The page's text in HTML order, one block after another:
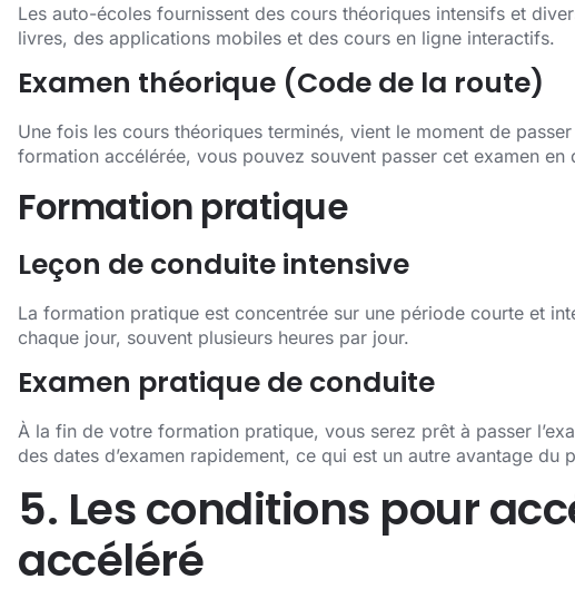
Les auto-écoles fournissent des cours théoriques intensifs et
livres, des applications mobiles et des cours en ligne interactifs.
Examen théorique (Code de la route)
Une fois les cours théoriques terminés, vient le moment de
formation accélérée, vous pouvez souvent passer cet examen en
Formation pratique
Leçon de conduite intensive
La formation pratique est concentrée sur une période courte et
chaque jour, souvent plusieurs heures par jour.
Examen pratique de conduite
À la fin de votre formation pratique, vous serez prêt à passer
des dates d’examen rapidement, ce qui est un autre avantage du
5. Les conditions pour
accéléré